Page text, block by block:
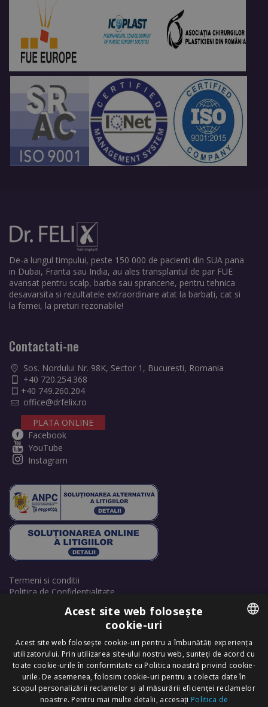
De-a lungul timpului, peste 150 000 de pacienti din SUA pana
in Dubai, Franta sau India, au ales transplantul de par FUE
avansat pentru scalp, barba sau sprancene, pentru tehnica
desavarsita si rezultatele extraordinare atat la barbati, cat si
la femei, la preturi rezonabile!
Contactati-ne
Sos. Nordului Nr. 98K, Sector 1, Bucuresti, Romania
+40 720.254.368
+40 749.260.204
office@drfelix.ro
PLATA ONLINE
Facebook
YouTube
Instagram
Termeni si conditii
Politica de Confidentialitate
Retrage consimțământ cookie-uri
Copyright © 2025 Dr. Felix Hair Implant - Excellence in Hair
Transplantation in Eastern Europe! - All Rights Reserved.
ROMANIAN
ENGLISH
Acest site web folosește
cookie-uri
Acest site web folosește cookie-uri pentru a îmbunătăți experiența
utilizatorului. Prin utilizarea site-ului nostru web, sunteți de acord cu
toate cookie-urile în conformitate cu Politica noastră privind cookie-
urile. De asemenea, folosim cookie-uri pentru a colecta date în
scopul personalizării reclamelor și al măsurării eficienței reclamelor
noastre. Pentru mai multe detalii, accesați Politica de